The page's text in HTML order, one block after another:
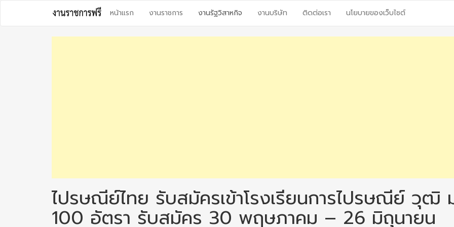
content
หน้าแรก งานราชการ งานรัฐวิสาหกิจ งานบริษัท ติดต่อเรา นโยบายของเว็บไซต์
ไปรษณีย์ไทย รับสมัครเข้าโรงเรียนการไปรษณีย์ วุฒิ
100 อัตรา รับสมัคร 30 พฤษภาคม – 26 มิถุนายน